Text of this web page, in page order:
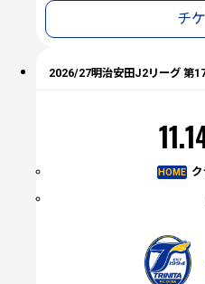
チ
2026/27明治安田J2リーグ 第
（
HOME